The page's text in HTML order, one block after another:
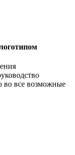
во все возможные